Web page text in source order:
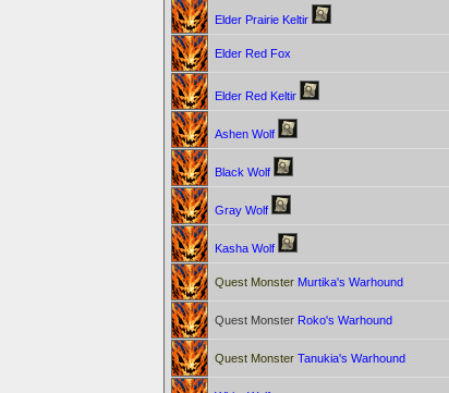
Elder Prairie Keltir
Elder Red Fox
Elder Red Keltir
Ashen Wolf
Black Wolf
Gray Wolf
Kasha Wolf
Quest Monster Murtika's Warhound
Quest Monster Roko's Warhound
Quest Monster Tanukia's Warhound